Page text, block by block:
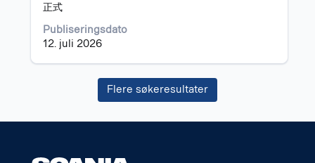
正式
Publiseringsdato
12. juli 2026
det
innholdet
jobbinformasjonen.
Flere søkeresultater